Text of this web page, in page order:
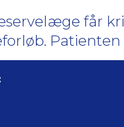
får
Patienten